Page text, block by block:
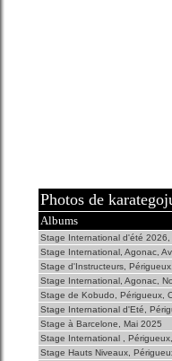
Photos de
Albums
Stage International d'été 2026,
Stage International, Agonac,
Stage d'Instructeurs,
Stage International, Agonac,
Stage de Kobudo, Périgueux,
Stage International d'Eté,
Stage à Barcelone, Mai 2025
Stage International ,
Stage Hauts Niveaux,